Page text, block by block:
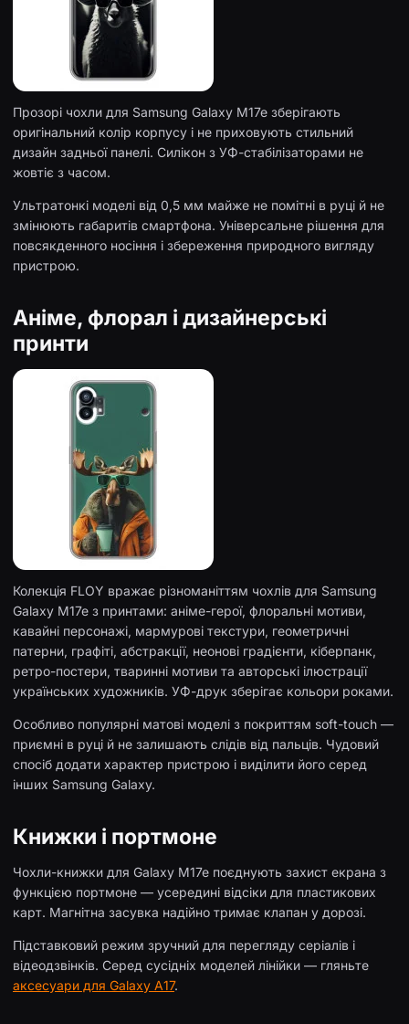
Прозорі чохли для Samsung Galaxy M17e зберігають
оригінальний колір корпусу і не приховують стильний
дизайн задньої панелі. Силікон з УФ-стабілізаторами не
жовтіє з часом.
Ультратонкі моделі від 0,5 мм майже не помітні в руці й не
змінюють габаритів смартфона. Універсальне рішення для
повсякденного носіння і збереження природного вигляду
пристрою.
Аніме, флорал і дизайнерські
принти
Колекція FLOY вражає різноманіттям чохлів для Samsung
Galaxy M17e з принтами: аніме-герої, флоральні мотиви,
кавайні персонажі, мармурові текстури, геометричні
патерни, графіті, абстракції, неонові градієнти, кіберпанк,
ретро-постери, тваринні мотиви та авторські ілюстрації
українських художників. УФ-друк зберігає кольори роками.
Особливо популярні матові моделі з покриттям soft-touch —
приємні в руці й не залишають слідів від пальців. Чудовий
спосіб додати характер пристрою і виділити його серед
інших Samsung Galaxy.
Книжки і портмоне
Чохли-книжки для Galaxy M17e поєднують захист екрана з
функцією портмоне — усередині відсіки для пластикових
карт. Магнітна засувка надійно тримає клапан у дорозі.
Підставковий режим зручний для перегляду серіалів і
відеодзвінків. Серед сусідніх моделей лінійки — гляньте
аксесуари для Galaxy A17.